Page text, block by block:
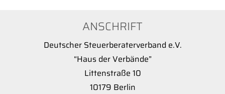
ANSCHRIFT
Deutscher Steuerberaterverband e.V.
“Haus der Verbände”
Littenstraße 10
10179 Berlin